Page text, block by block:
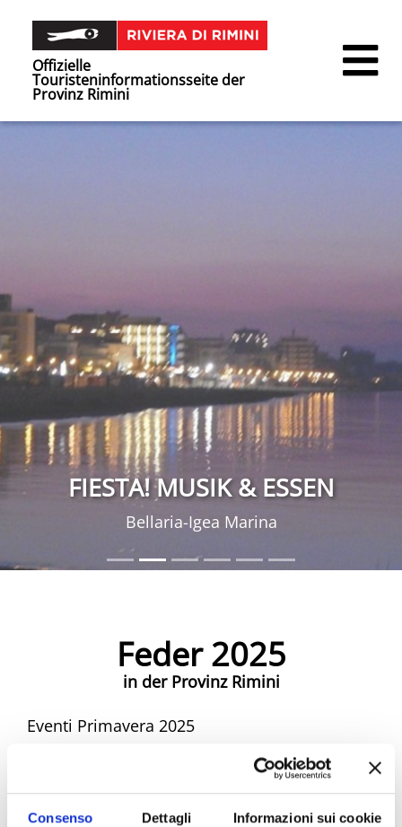
Consenso Dettagli Informazioni sui cookie
Offizielle
Touristeninformationsseite der
Provinz Rimini
FIESTA! MUSIK & ESSEN
Bellaria-Igea Marina
Feder 2025
in der Provinz Rimini
Eventi Primavera 2025
Eventi di Primavera Riviera Rimini